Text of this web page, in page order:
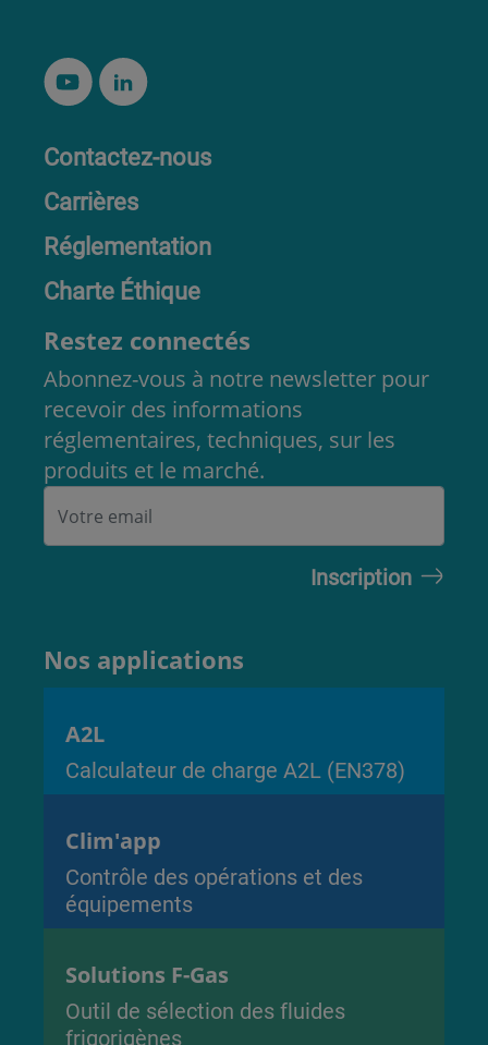
Contactez-nous
Carrières
Réglementation
Charte Éthique
Restez connectés
Abonnez-vous à notre newsletter pour
recevoir des informations
réglementaires, techniques, sur les
produits et le marché.
Nos applications
A2L
Calculateur de charge A2L (EN378)
Clim'app
Contrôle des opérations et des
équipements
Solutions F-Gas
Outil de sélection des fluides
frigorigènes